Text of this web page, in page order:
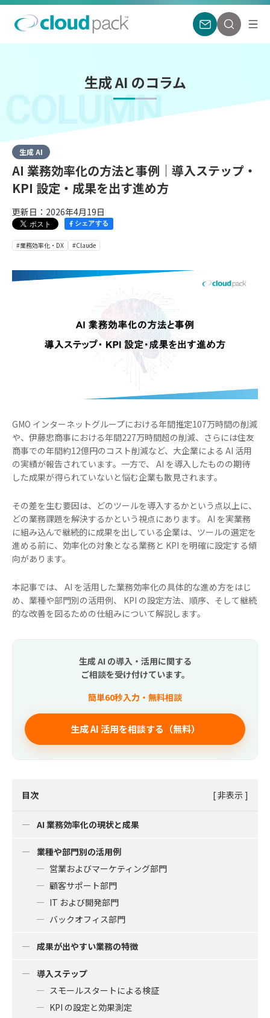
生成 AI のコラム
COLUMN
生成 AI
AI 業務効率化の方法と事例｜導入ステップ・
KPI 設定・成果を出す進め方
更新日：2026年4月19日
シェアする
#業務効率化・DX #Claude
GMO インターネットグループにおける年間推定107万時間の削減
や、伊藤忠商事における年間227万時間超の削減、さらには住友
商事での年間約12億円のコスト削減など、大企業による AI 活用
の実績が報告されています。一方で、 AI を導入したものの期待
した成果が得られていないと悩む企業も散見されます。
その差を生む要因は、どのツールを導入するかという点以上に、
どの業務課題を解決するかという視点にあります。 AI を実業務
に組み込んで継続的に成果を出している企業は、ツールの選定を
進める前に、効率化の対象となる業務と KPI を明確に設定する傾
向があります。
本記事では、 AI を活用した業務効率化の具体的な進め方をはじ
め、業種や部門別の活用例、 KPI の設定方法、順序、そして継続
的な改善を図るための仕組みについて解説します。
生成 AI の導入・活用に関する
ご相談を受け付けています。
簡単60秒入力・無料相談
生成 AI 活用を相談する（無料）
目次 [非表示 ]
AI 業務効率化の現状と成果
業種や部門別の活用例
営業およびマーケティング部門
顧客サポート部門
IT および開発部門
バックオフィス部門
成果が出やすい業務の特徴
導入ステップ
スモールスタートによる検証
KPI の設定と効果測定